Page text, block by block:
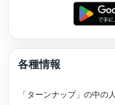
各種情報
「ターンナップ」の中の人